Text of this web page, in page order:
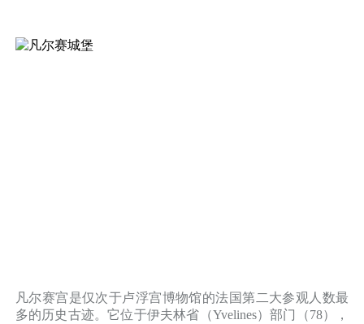
凡尔赛宫是仅次于卢浮宫博物馆的法国第二大参观人数最
多的历史古迹。它位于伊夫林省（Yvelines）部门（78），